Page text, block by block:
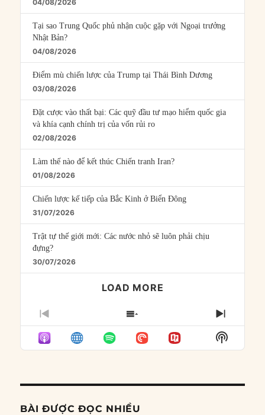
04/08/2026
Tại sao Trung Quốc phủ nhận cuộc gặp với Ngoại trưởng
Nhật Bản?
04/08/2026
Điểm mù chiến lược của Trump tại Thái Bình Dương
03/08/2026
Đặt cược vào thất bại: Các quỹ đầu tư mạo hiểm quốc gia
và khía cạnh chính trị của vốn rủi ro
02/08/2026
Làm thế nào để kết thúc Chiến tranh Iran?
01/08/2026
Chiến lược kế tiếp của Bắc Kinh ở Biển Đông
31/07/2026
Trật tự thế giới mới: Các nước nhỏ sẽ luôn phải chịu
đựng?
30/07/2026
LOAD MORE
PREVIOUS
EPISODE
SHOW
EPISODES
LIST
NEXT
Show
Podcast
BÀI ĐƯỢC ĐỌC NHIỀU